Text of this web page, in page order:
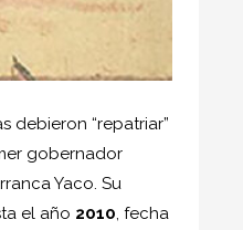
debieron “repatriar”
gobernador
Yaco. Su
el año 2010, fecha